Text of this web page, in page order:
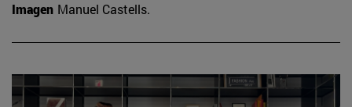
Imagen Manuel Castells.